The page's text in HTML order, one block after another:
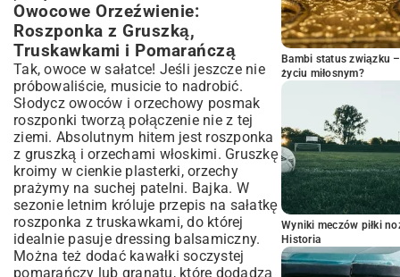
Owocowe Orzeźwienie:
Roszponka z Gruszką,
Truskawkami i Pomarańczą
Tak, owoce w sałatce! Jeśli jeszcze nie
próbowaliście, musicie to nadrobić.
Słodycz owoców i orzechowy posmak
roszponki tworzą połączenie nie z tej
ziemi. Absolutnym hitem jest roszponka
z gruszką i orzechami włoskimi. Gruszkę
kroimy w cienkie plasterki, orzechy
prażymy na suchej patelni. Bajka. W
sezonie letnim króluje przepis na sałatkę
roszponka z truskawkami, do której
idealnie pasuje dressing balsamiczny.
Można też dodać kawałki soczystej
pomarańczy lub granatu, które dodadzą
Bambi status związku
życiu miłosnym?
Wyniki meczów piłki
Historia